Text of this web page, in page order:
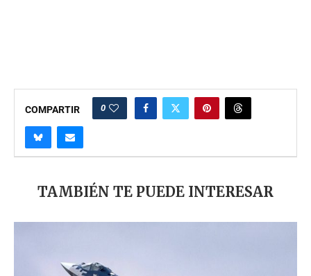
COMPARTIR 0
TAMBIÉN TE PUEDE INTERESAR